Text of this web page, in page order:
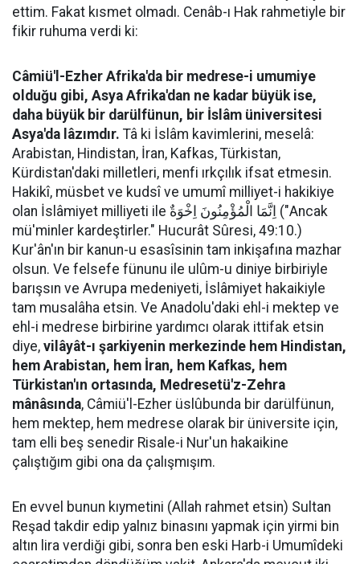
ettim. Fakat kısmet olmadı. Cenâb-ı Hak rahmetiyle bir
fikir ruhuma verdi ki:
Câmiü'l-Ezher Afrika'da bir medrese-i umumiye
olduğu gibi, Asya Afrika'dan ne kadar büyük ise,
daha büyük bir darülfünun, bir İslâm üniversitesi
Asya'da lâzımdır. Tâ ki İslâm kavimlerini, meselâ:
Arabistan, Hindistan, İran, Kafkas, Türkistan,
Kürdistan'daki milletleri, menfi ırkçılık ifsat etmesin.
Hakikî, müsbet ve kudsî ve umumî milliyet-i hakikiye
olan İslâmiyet milliyeti ile اِنَّمَا الْمُؤْمِنُونَ اِخْوَةٌ ("Ancak
mü'minler kardeştirler." Hucurât Sûresi, 49:10.)
Kur'ân'ın bir kanun-u esasîsinin tam inkişafına mazhar
olsun. Ve felsefe fünunu ile ulûm-u diniye birbiriyle
barışsın ve Avrupa medeniyeti, İslâmiyet hakaikiyle
tam musalâha etsin. Ve Anadolu'daki ehl-i mektep ve
ehl-i medrese birbirine yardımcı olarak ittifak etsin
diye, vilâyât-ı şarkiyenin merkezinde hem Hindistan,
hem Arabistan, hem İran, hem Kafkas, hem
Türkistan'ın ortasında, Medresetü'z-Zehra
mânâsında, Câmiü'l-Ezher üslûbunda bir darülfünun,
hem mektep, hem medrese olarak bir üniversite için,
tam elli beş senedir Risale-i Nur'un hakaikine
çalıştığım gibi ona da çalışmışım.
En evvel bunun kıymetini (Allah rahmet etsin) Sultan
Reşad takdir edip yalnız binasını yapmak için yirmi bin
altın lira verdiği gibi, sonra ben eski Harb-i Umumîdeki